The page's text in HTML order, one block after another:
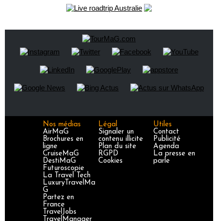
Nos médias
AirMaG
Brochures en
ligne
CruiseMaG
DestiMaG
Futuroscopie
La Travel Tech
LuxuryTravelMa
G
Partez en
France
TravelJobs
TravelManager
Légal
Signaler un
contenu illicite
Plan du site
RGPD
Cookies
Utiles
Contact
Publicité
Agenda
La presse en
parle